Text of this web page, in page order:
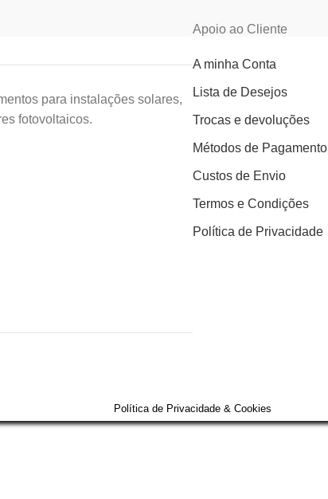
para instalações solares,
fotovoltaicos.
Apoio ao Cliente
A minha Conta
Lista de Desejos
Trocas e devoluções
Métodos de Pagamento
Custos de Envio
Termos e Condições
Política de Privacidade
Política de Privacidade & Cookies